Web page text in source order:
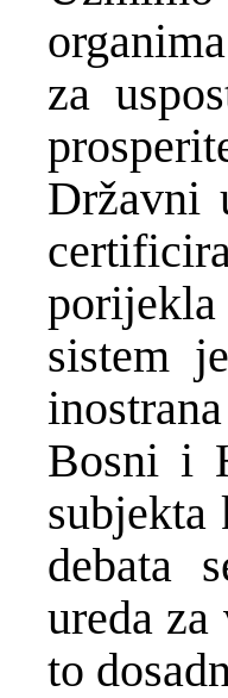
za
Državni
sistem
Bosni i
debata
ureda
to